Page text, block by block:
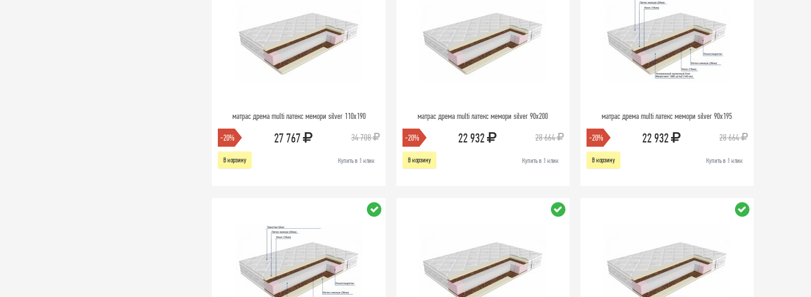
матрас дрема multi латекс мемори silver 110х190
-20% 27 767 34 708
В корзину Купить в 1 клик
матрас дрема multi латекс мемори silver 90х200
-20% 22 932 28 664
В корзину Купить в 1 клик
матрас дрема multi латекс мемори silver 90х195
-20% 22 932 28 664
В корзину Купить в 1 клик